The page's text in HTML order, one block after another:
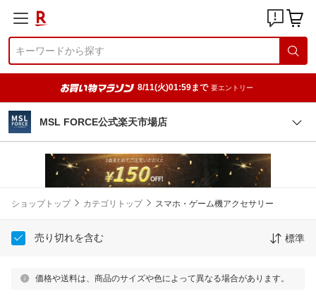
8/11(火)01:59まで 要エントリー
MSL FORCE公式楽天市場店
ショップトップ カテゴリトップ スマホ・ゲーム機アクセサリー
売り切れを含む 標準
価格や送料は、商品のサイズや色によって異なる場合があります。